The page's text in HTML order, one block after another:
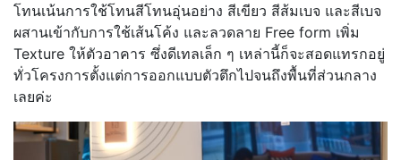
โทนเน้นการใช้โทนสีโทนอุ่นอย่าง สีเขียว สีส้มเบจ และสีเบจ
ผสานเข้ากับการใช้เส้นโค้ง และลวดลาย Free form เพิ่ม
Texture ให้ตัวอาคาร ซึ่งดีเทลเล็ก ๆ เหล่านี้ก็จะสอดแทรกอยู่
ทั่วโครงการตั้งแต่การออกแบบตัวตึกไปจนถึงพื้นที่ส่วนกลาง
เลยค่ะ